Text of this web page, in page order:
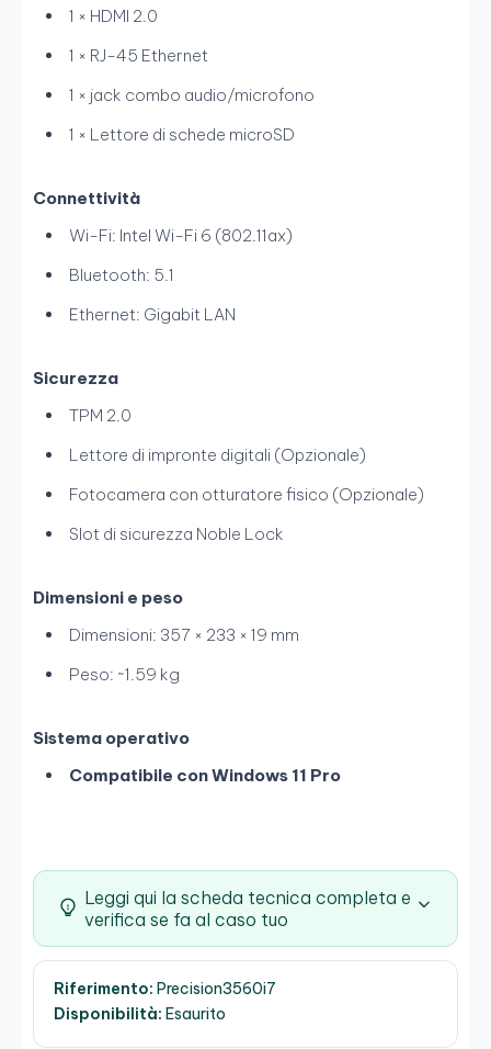
1 × HDMI 2.0
1 × RJ-45 Ethernet
1 × jack combo audio/microfono
1 × Lettore di schede microSD
Connettività
Wi-Fi: Intel Wi-Fi 6 (802.11ax)
Bluetooth: 5.1
Ethernet: Gigabit LAN
Sicurezza
TPM 2.0
Lettore di impronte digitali (Opzionale)
Fotocamera con otturatore fisico (Opzionale)
Slot di sicurezza Noble Lock
Dimensioni e peso
Dimensioni: 357 × 233 × 19 mm
Peso: ~1.59 kg
Sistema operativo
Compatibile con Windows 11 Pro
Leggi qui la scheda tecnica completa e
verifica se fa al caso tuo
Riferimento: Precision3560i7
Disponibilità: Esaurito